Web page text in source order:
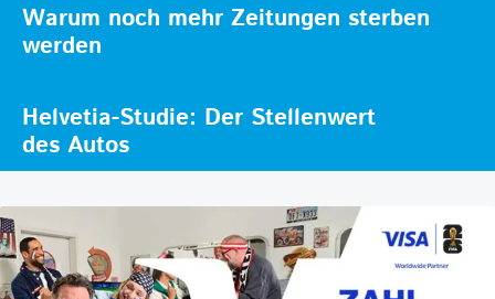
Warum noch mehr Zeitungen sterben
werden
Helvetia-Studie: Der Stellenwert
des Autos